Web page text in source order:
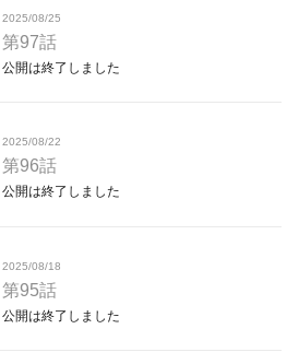
2025/08/25
第97話
公開は終了しました
2025/08/22
第96話
公開は終了しました
2025/08/18
第95話
公開は終了しました